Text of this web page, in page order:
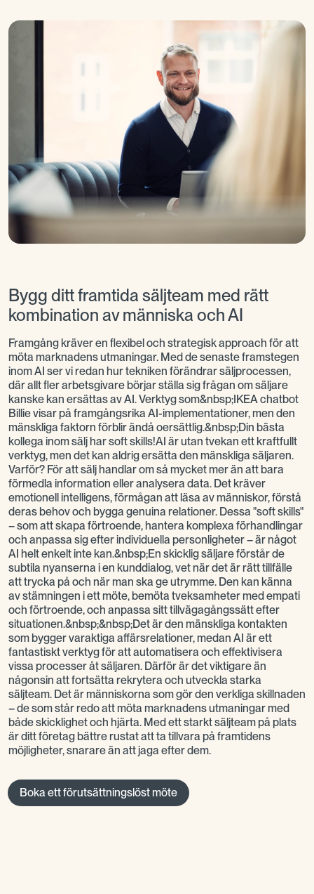
Bygg ditt framtida säljteam med rätt
kombination av människa och AI
Framgång kräver en flexibel och strategisk approach för att
möta marknadens utmaningar. Med de senaste framstegen
inom AI ser vi redan hur tekniken förändrar säljprocessen,
där allt fler arbetsgivare börjar ställa sig frågan om säljare
kanske kan ersättas av AI. Verktyg som&nbsp;IKEA chatbot
Billie visar på framgångsrika AI-implementationer, men den
mänskliga faktorn förblir ändå oersättlig.&nbsp;Din bästa
kollega inom sälj har soft skills!AI är utan tvekan ett kraftfullt
verktyg, men det kan aldrig ersätta den mänskliga säljaren.
Varför? För att sälj handlar om så mycket mer än att bara
förmedla information eller analysera data. Det kräver
emotionell intelligens, förmågan att läsa av människor, förstå
deras behov och bygga genuina relationer. Dessa "soft skills"
– som att skapa förtroende, hantera komplexa förhandlingar
och anpassa sig efter individuella personligheter – är något
AI helt enkelt inte kan.&nbsp;En skicklig säljare förstår de
subtila nyanserna i en kunddialog, vet när det är rätt tillfälle
att trycka på och när man ska ge utrymme. Den kan känna
av stämningen i ett möte, bemöta tveksamheter med empati
och förtroende, och anpassa sitt tillvägagångssätt efter
situationen.&nbsp;&nbsp;Det är den mänskliga kontakten
som bygger varaktiga affärsrelationer, medan AI är ett
fantastiskt verktyg för att automatisera och effektivisera
vissa processer åt säljaren. Därför är det viktigare än
någonsin att fortsätta rekrytera och utveckla starka
säljteam. Det är människorna som gör den verkliga skillnaden
– de som står redo att möta marknadens utmaningar med
både skicklighet och hjärta. Med ett starkt säljteam på plats
är ditt företag bättre rustat att ta tillvara på framtidens
möjligheter, snarare än att jaga efter dem.
Boka ett förutsättningslöst möte